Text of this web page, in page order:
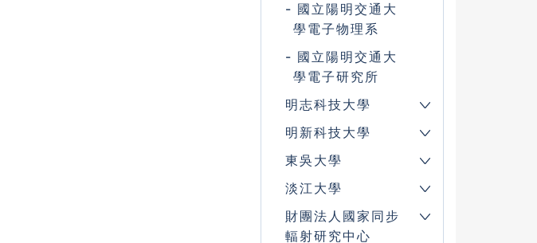
國立陽明交通大
學電子物理系
國立陽明交通大
學電子研究所
明志科技大學
明新科技大學
東吳大學
淡江大學
財團法人國家同步
輻射研究中心